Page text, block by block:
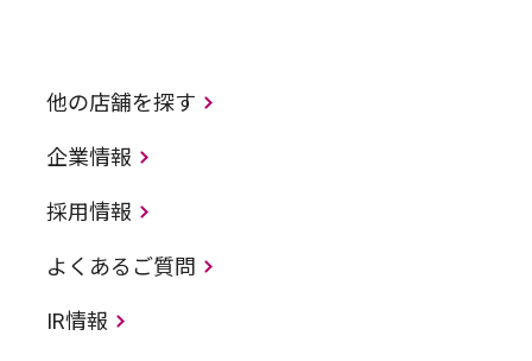
他の店舗を探す
企業情報
採用情報
よくあるご質問
IR情報